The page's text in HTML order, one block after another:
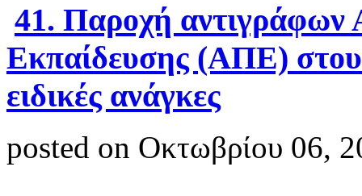
41. Παροχή
Εκπαίδευσης (ΑΠΕ)
ειδικές ανάγκες
posted on Οκτωβρίου 06,